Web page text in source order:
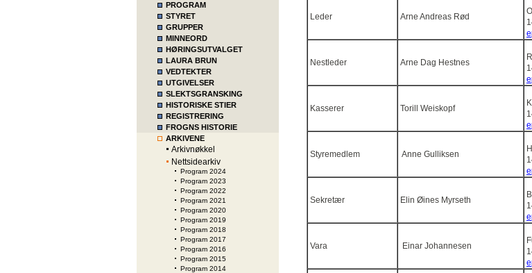
PROGRAM
STYRET
GRUPPER
MINNEORD
HØRINGSUTVALGET
LAURA BRUN
VEDTEKTER
UTGIVELSER
SLEKTSGRANSKING
HISTORISKE STIER
REGISTRERING
FROGNS HISTORIE
ARKIVENE
Arkivnøkkel
Nettsidearkiv
Program 2024
Program 2023
Program 2022
Program 2021
Program 2020
Program 2019
Program 2018
Program 2017
Program 2016
Program 2015
Program 2014
Leder Arne Andreas Rød
Nestleder Arne Dag Hestnes
Kasserer Torill Weiskopf
Styremedlem Anne Gulliksen
Sekretær Elin Øines Myrseth
Vara Einar Johannesen